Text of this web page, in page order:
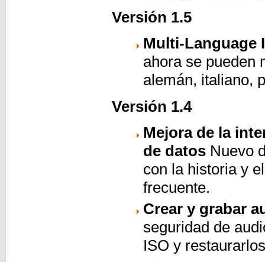
Versión 1.5
Multi-Language
ahora se pueden
alemán, italiano,
Versión 1.4
Mejora de la
de datos Nuevo
con la historia y
frecuente.
Crear y grabar
seguridad de
ISO y